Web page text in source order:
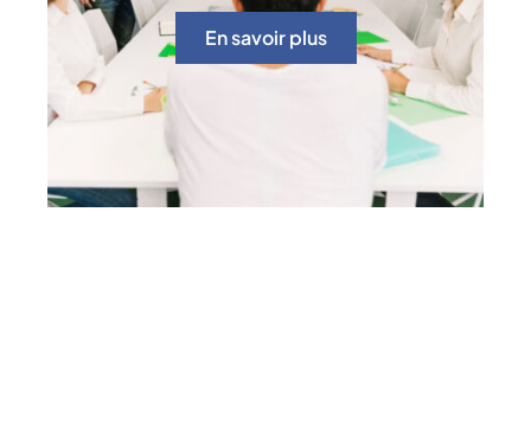
En savoir plus